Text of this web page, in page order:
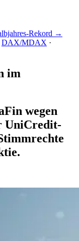
Rekord →
DAX/MDAX ·
im
wegen
UniCredit-